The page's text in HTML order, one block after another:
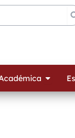
Open